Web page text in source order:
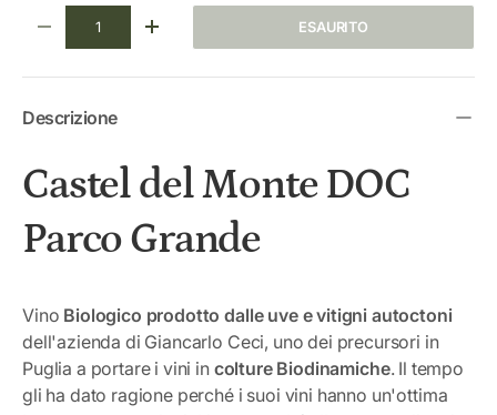
DIMINUIRE LA QUANTITÀAUMENTA LA QUANTITÀESAURITO
Descrizione
Castel del Monte DOC
Parco Grande
Vino Biologico prodotto dalle uve e vitigni autoctoni
dell'azienda di Giancarlo Ceci, uno dei precursori in
Puglia a portare i vini in colture Biodinamiche. Il tempo
gli ha dato ragione perché i suoi vini hanno un'ottima